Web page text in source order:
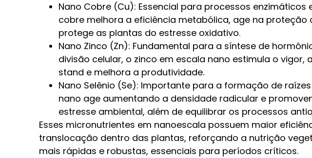
Nano Cobre (Cu): Essencial para processos
cobre melhora a eficiência metabólica, age na proteção
protege as plantas do estresse oxidativo.
Nano Zinco (Zn): Fundamental para a síntese de
divisão celular, o zinco em escala nano estimula o vigor,
stand e melhora a produtividade.
Nano Selênio (Se): Importante para a formação de
nano age aumentando a densidade radicular e
estresse ambiental, além de equilibrar os processos
Esses micronutrientes em nanoescala possuem maior
translocação dentro das plantas, reforçando a nutrição
mais rápidas e robustas, essenciais para períodos críticos.